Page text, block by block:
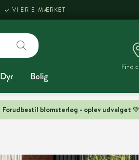
Forudbestil blomsterløg - oplev udvalget 💚
VI ER E-MÆRKET
Dyr Bolig
Find